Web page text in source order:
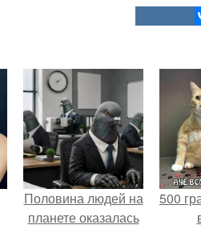
Половина людей на
планете оказалась
500